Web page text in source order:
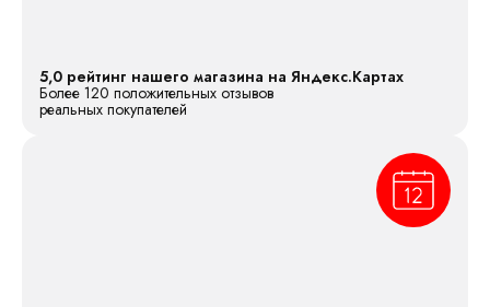
5,0 рейтинг нашего магазина на Яндекс.Картах
Более 120 положительных отзывов
реальных покупателей